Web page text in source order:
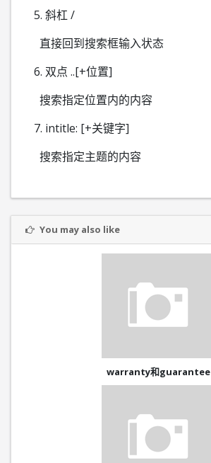
5. 斜杠 /
直接回到搜索框输入状态
6. 双点 ..[+位置]
搜索指定位置内的内容
7. intitle: [+关键字]
搜索指定主题的内容
You may also like
warranty和guarantee